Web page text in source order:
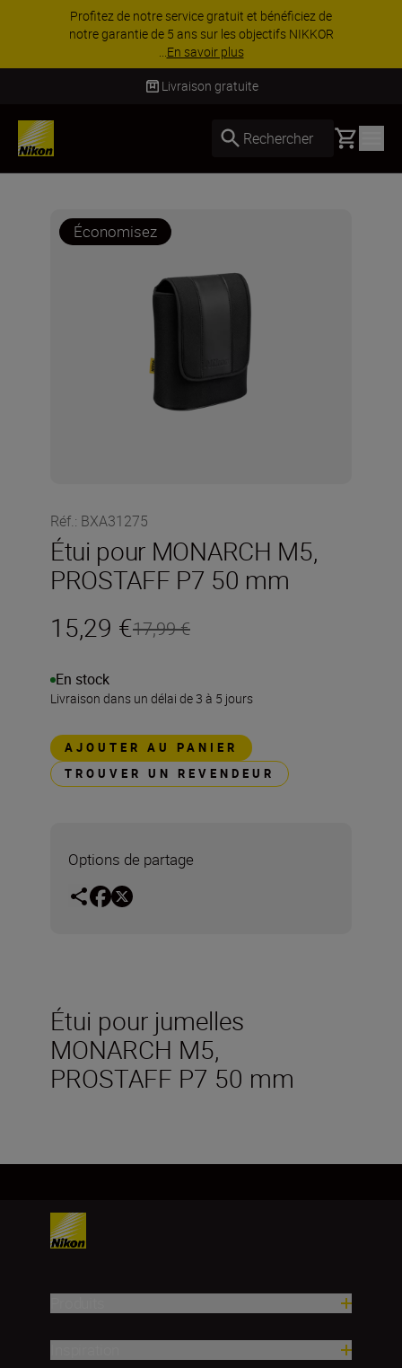
Profitez de notre service gratuit et bénéficiez de
notre garantie de 5 ans sur les objectifs NIKKOR
...En savoir plus
Livraison gratuite
Rechercher Basket
Économisez
Réf.: BXA31275
Étui pour MONARCH M5,
PROSTAFF P7 50 mm
15,29 €17,99 €
En stock
Livraison dans un délai de 3 à 5 jours
AJOUTER AU PANIER
TROUVER UN REVENDEUR
Options de partage
Étui pour jumelles
MONARCH M5,
PROSTAFF P7 50 mm